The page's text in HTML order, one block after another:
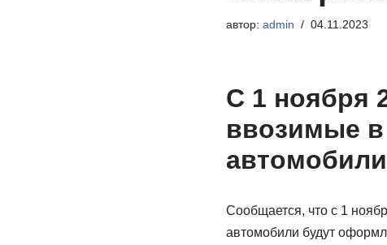
автор: admin 04.11.2023
С 1 ноября
ввозимые
Сообщается, что с 1
автомобили будут